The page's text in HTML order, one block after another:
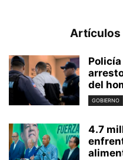
Artículos
del
GOBIERNO
4.7